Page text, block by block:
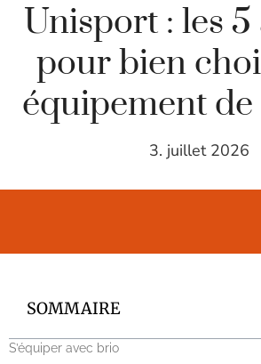
Unisport : les 5
pour bien
équipement
3. juillet 2026
SOMMAIRE
S’équiper avec brio